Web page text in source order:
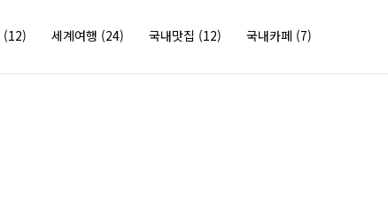
(12) 세계여행 (24) 국내맛집 (12) 국내카페 (7)